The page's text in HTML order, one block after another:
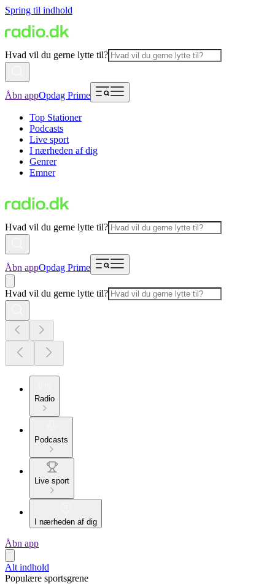
Spring til indhold
Hvad vil du gerne lytte til?
Åbn appOpdag Prime
Top Stationer
Podcasts
Live sport
I nærheden af dig
Genrer
Emner
Hvad vil du gerne lytte til?
Åbn appOpdag Prime
Hvad vil du gerne lytte til?
Radio
Podcasts
Live sport
I nærheden af dig
Åbn app
Alt indhold
Populære sportsgrene